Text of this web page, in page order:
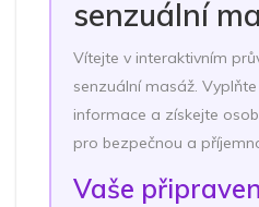
senzuální
Vítejte v interaktivním
senzuální masáž.
informace a získejte
pro bezpečnou a
Vaše